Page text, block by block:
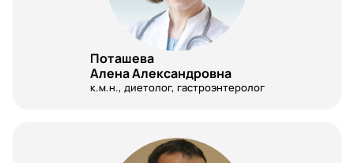
Фармацевтическая химия и фармакогнозия
Физиотерапия
Поташева
Алена Александровна
к.м.н., диетолог, гастроэнтеролог